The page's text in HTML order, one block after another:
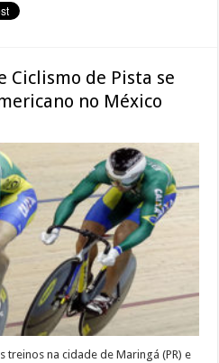
Ciclismo de Pista se
no México
treinos na cidade de Maringá (PR) e